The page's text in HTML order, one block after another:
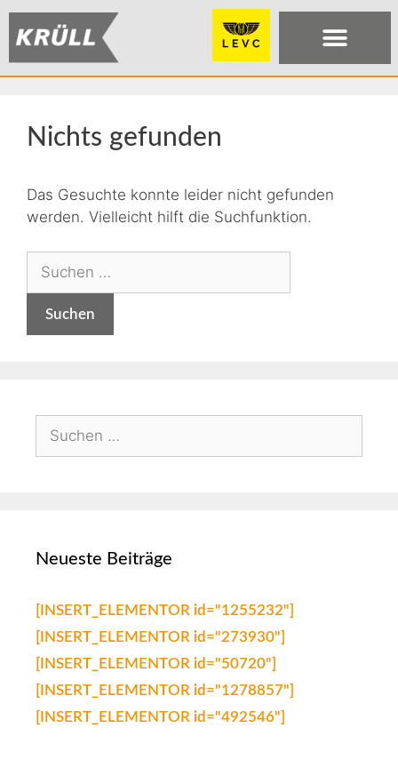
Nichts gefunden
Das Gesuchte konnte leider nicht gefunden
werden. Vielleicht hilft die Suchfunktion.
Neueste Beiträge
[INSERT_ELEMENTOR id="1255232"]
[INSERT_ELEMENTOR id="273930"]
[INSERT_ELEMENTOR id="50720"]
[INSERT_ELEMENTOR id="1278857"]
[INSERT_ELEMENTOR id="492546"]